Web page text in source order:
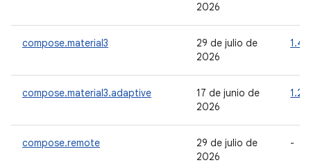
2026
compose.material3
29 de julio de
2026
compose.material3.adaptive
17 de junio de
2026
compose.remote
29 de julio de
2026
-